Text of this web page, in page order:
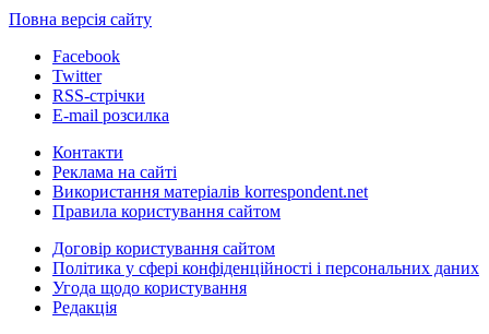
Повна версія сайту
Facebook
Twitter
RSS-стрічки
E-mail розсилка
Контакти
Реклама на сайті
Використання матеріалів korrespondent.net
Правила користування сайтом
Договір користування сайтом
Політика у сфері конфіденційності і персональних даних
Угода щодо користування
Редакція